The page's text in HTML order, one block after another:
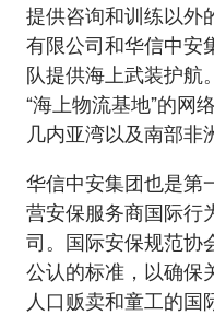
提供咨询和训练以外
有限公司和华信中安
队提供海上武装护航
“海上物流基地”的网
几内亚湾以及南部非
华信中安集团也是第
营安保服务商国际行
司。国际安保规范协
公认的标准，以确保
人口贩卖和童工的国